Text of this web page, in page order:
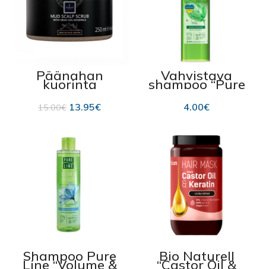
Päänahan
kuorinta
“Famirel”,
Kuolleenmeren
mudalla,
ml
15.00€ 13.95€
Vahvistava
shampoo “Pure
Line”, 400 ml
4.00€
Shampoo Pure
Line “Volume &
Bio Naturell
“Castor Oil &